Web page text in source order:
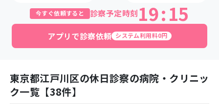
今すぐ依頼すると 診察予定時刻19:15
アプリで診察依頼 システム利用料0円
東京都江戸川区の休日診察の病院・クリニッ
ク一覧【38件】